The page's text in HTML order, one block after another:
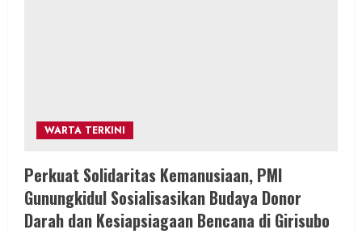
WARTA TERKINI
Perkuat Solidaritas Kemanusiaan, PMI
Gunungkidul Sosialisasikan Budaya Donor
Darah dan Kesiapsiagaan Bencana di Girisubo